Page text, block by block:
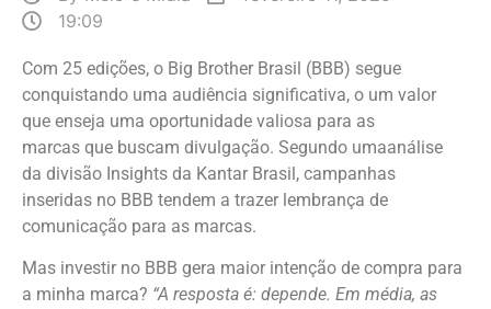
19:09
Com 25 edições, o Big Brother Brasil (BBB) segue
conquistando uma audiência significativa, o um valor
que enseja uma oportunidade valiosa para as
marcas que buscam divulgação. Segundo umaanálise
da divisão Insights da Kantar Brasil, campanhas
inseridas no BBB tendem a trazer lembrança de
comunicação para as marcas.
Mas investir no BBB gera maior intenção de compra para
a minha marca? “A resposta é: depende. Em média, as